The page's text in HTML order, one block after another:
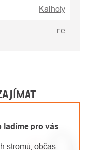
ladíme pro vás
stromů, občas
Kalhoty
ne